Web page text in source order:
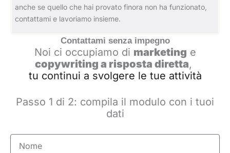
anche se quello che hai provato finora non ha funzionato,
contattami e lavoriamo insieme.
Contattami senza impegno
Noi ci occupiamo di marketing e
copywriting a risposta diretta,
tu continui a svolgere le tue attività
Passo 1 di 2: compila il modulo con i tuoi
dati
Nome